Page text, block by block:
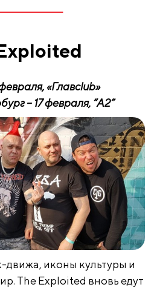
«Главclub»
– 17 февраля, “А2”
иконы культуры и
The Exploited вновь едут